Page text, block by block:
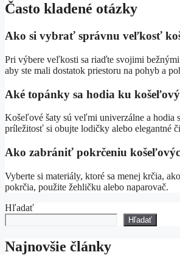
Často kladené otázky
Ako si vybrať správnu veľkosť
Pri výbere veľkosti sa riaďte svojimi
aby ste mali dostatok priestoru na pohyb a
Aké topánky sa hodia ku
Košeľové šaty sú veľmi univerzálne a hodia
príležitosť si obujte lodičky alebo elegantné
Ako zabrániť pokrčeniu
Vyberte si materiály, ktoré sa menej krčia,
pokrčia, použite žehličku alebo naparovač.
Hľadať
Hľadať
Najnovšie články